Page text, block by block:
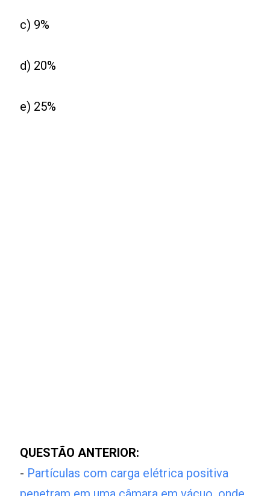
c) 9%
d) 20%
e) 25%
QUESTÃO ANTERIOR:
- Partículas com carga elétrica positiva